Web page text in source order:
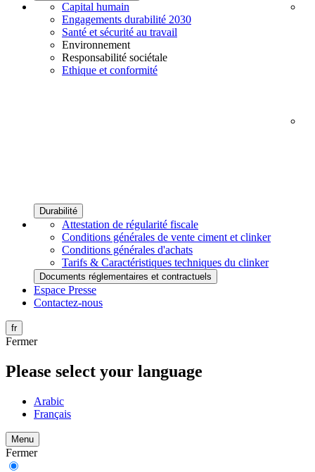
Capital humain
Engagements durabilité 2030
Santé et sécurité au travail
Environnement
Responsabilité sociétale
Ethique et conformité
Durabilité
Attestation de régularité fiscale
Conditions générales de vente ciment et clinker
Conditions générales d'achats
Tarifs & Caractéristiques techniques du clinker
Documents réglementaires et contractuels
Espace Presse
Contactez-nous
fr
Fermer
Please select your language
Arabic
Français
Menu
Fermer